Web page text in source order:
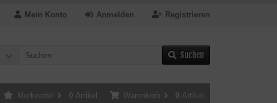
Registrieren
Anmelden
Mein Konto
Suchen
Warenkorb 0 Artikel
Merkzettel 0 Artikel